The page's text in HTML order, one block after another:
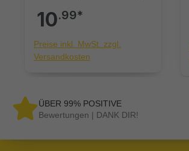
10.99*
Preise inkl. MwSt. zzgl.
Versandkosten
ÜBER 99% POSITIVE
Bewertungen | DANK DIR!